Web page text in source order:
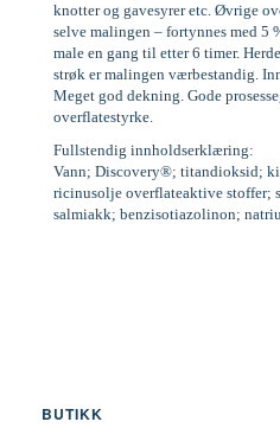
knotter og gavesyrer etc. Øvrige
selve malingen – fortynnes med 5
male en gang til etter 6 timer.
strøk er malingen værbestandig.
Meget god dekning. Gode
overflatestyrke.
Fullstendig innholdserklæring:
Vann; Discovery®; titandioksid;
ricinusolje overflateaktive stoffer;
salmiakk; benzisotiazolinon;
BUTIKK